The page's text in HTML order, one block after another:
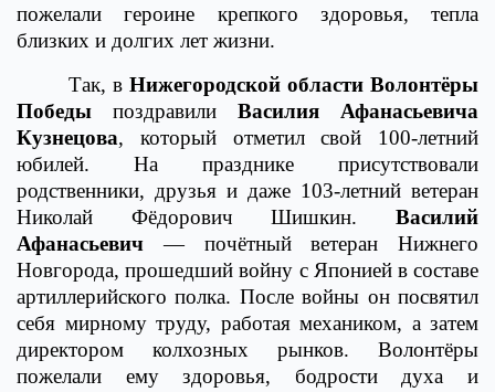
пожелали героине крепкого здоровья, тепла
близких и долгих лет жизни.
Так, вНижегородской области Волонтёры
Победы поздравили Василия Афанасьевича
Кузнецова, который отметил свой 100-летний
юбилей. На празднике присутствовали
родственники, друзья и даже 103-летний ветеран
Николай Фёдорович Шишкин. Василий
Афанасьевич — почётный ветеран Нижнего
Новгорода, прошедший войну с Японией в составе
артиллерийского полка. После войны он посвятил
себя мирному труду, работая механиком, а затем
директором колхозных рынков. Волонтёры
пожелали ему здоровья, бодрости духа и